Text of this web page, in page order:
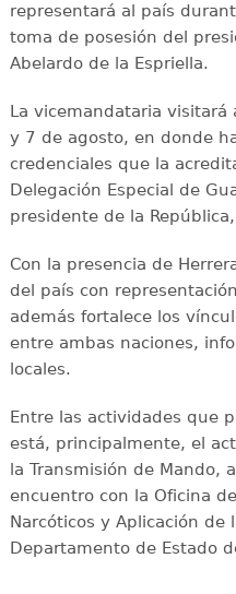
representará al país
toma de posesión del
Abelardo de la Espriella.
La vicemandataria visitará
y 7 de agosto, en donde
credenciales que la
Delegación Especial de
presidente de la
Con la presencia de
del país con
además fortalece los
entre ambas naciones,
locales.
Entre las actividades que
está, principalmente, el
la Transmisión de Mando,
encuentro con la Oficina
Narcóticos y Aplicación de
Departamento de Estado